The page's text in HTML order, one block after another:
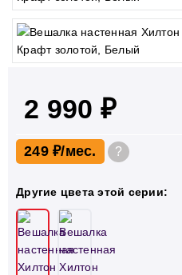
2 990 ₽
249 ₽ ?
Другие цвета этой серии: